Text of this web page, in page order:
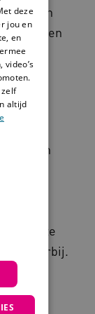
met een
maken en
er zijn
ze
hoort erbij.
en
deze
jou en
en
altijd